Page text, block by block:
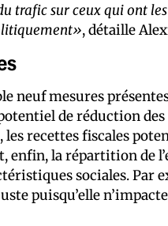
trafic sur ceux qui ont
, détaille
neuf mesures
de réduction des
recettes fiscales
enfin, la répartition de
sociales. Par
puisqu’elle